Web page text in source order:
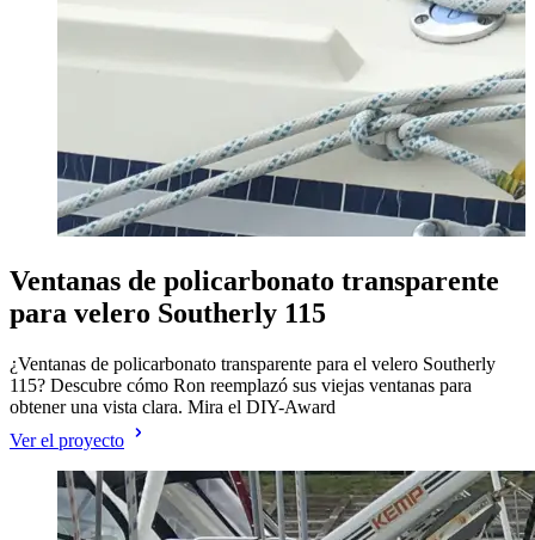
Ventanas de policarbonato transparente
para velero Southerly 115
¿Ventanas de policarbonato transparente para el velero Southerly
115? Descubre cómo Ron reemplazó sus viejas ventanas para
obtener una vista clara. Mira el DIY-Award
Ver el proyecto